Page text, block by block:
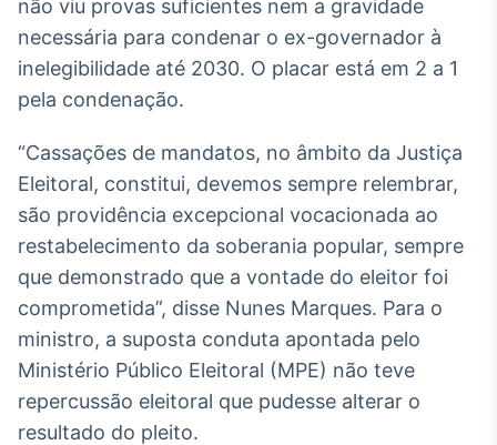
White Label
Plataforma para
conteúdos
personalizados
Soluções de Dados
e Conteúdos
Broadcast
OTC
Plataforma para
ativos
Broadcast
Datafeed
APIs para
integração de
conteúdos e
não viu provas suficientes nem a gravidade
necessária para condenar o ex-governador à
inelegibilidade até 2030. O placar está em 2 a 1
pela condenação.
“Cassações de mandatos, no âmbito da Justiça
Eleitoral, constitui, devemos sempre relembrar,
são providência excepcional vocacionada ao
restabelecimento da soberania popular, sempre
que demonstrado que a vontade do eleitor foi
comprometida”, disse Nunes Marques. Para o
ministro, a suposta conduta apontada pelo
Ministério Público Eleitoral (MPE) não teve
repercussão eleitoral que pudesse alterar o
resultado do pleito.